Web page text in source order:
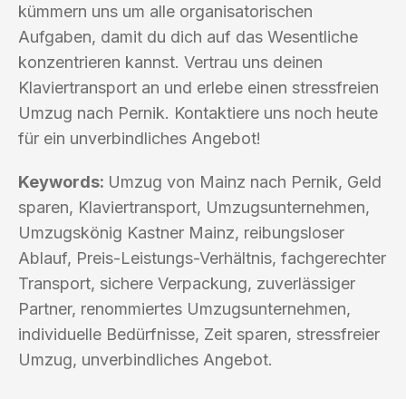
kümmern uns um alle organisatorischen
Aufgaben, damit du dich auf das Wesentliche
konzentrieren kannst. Vertrau uns deinen
Klaviertransport an und erlebe einen stressfreien
Umzug nach Pernik. Kontaktiere uns noch heute
für ein unverbindliches Angebot!
Keywords: Umzug von Mainz nach Pernik, Geld
sparen, Klaviertransport, Umzugsunternehmen,
Umzugskönig Kastner Mainz, reibungsloser
Ablauf, Preis-Leistungs-Verhältnis, fachgerechter
Transport, sichere Verpackung, zuverlässiger
Partner, renommiertes Umzugsunternehmen,
individuelle Bedürfnisse, Zeit sparen, stressfreier
Umzug, unverbindliches Angebot.